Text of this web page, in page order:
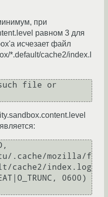
при
равном 3 для
исчезает файл
*.default/cache2/index.l
such file or
.cache/mozilla/f
cache2/index.log
0600)